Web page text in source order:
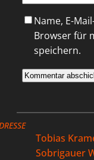
Name, E-
Browser für
speichern.
Tobias
Sobrigauer